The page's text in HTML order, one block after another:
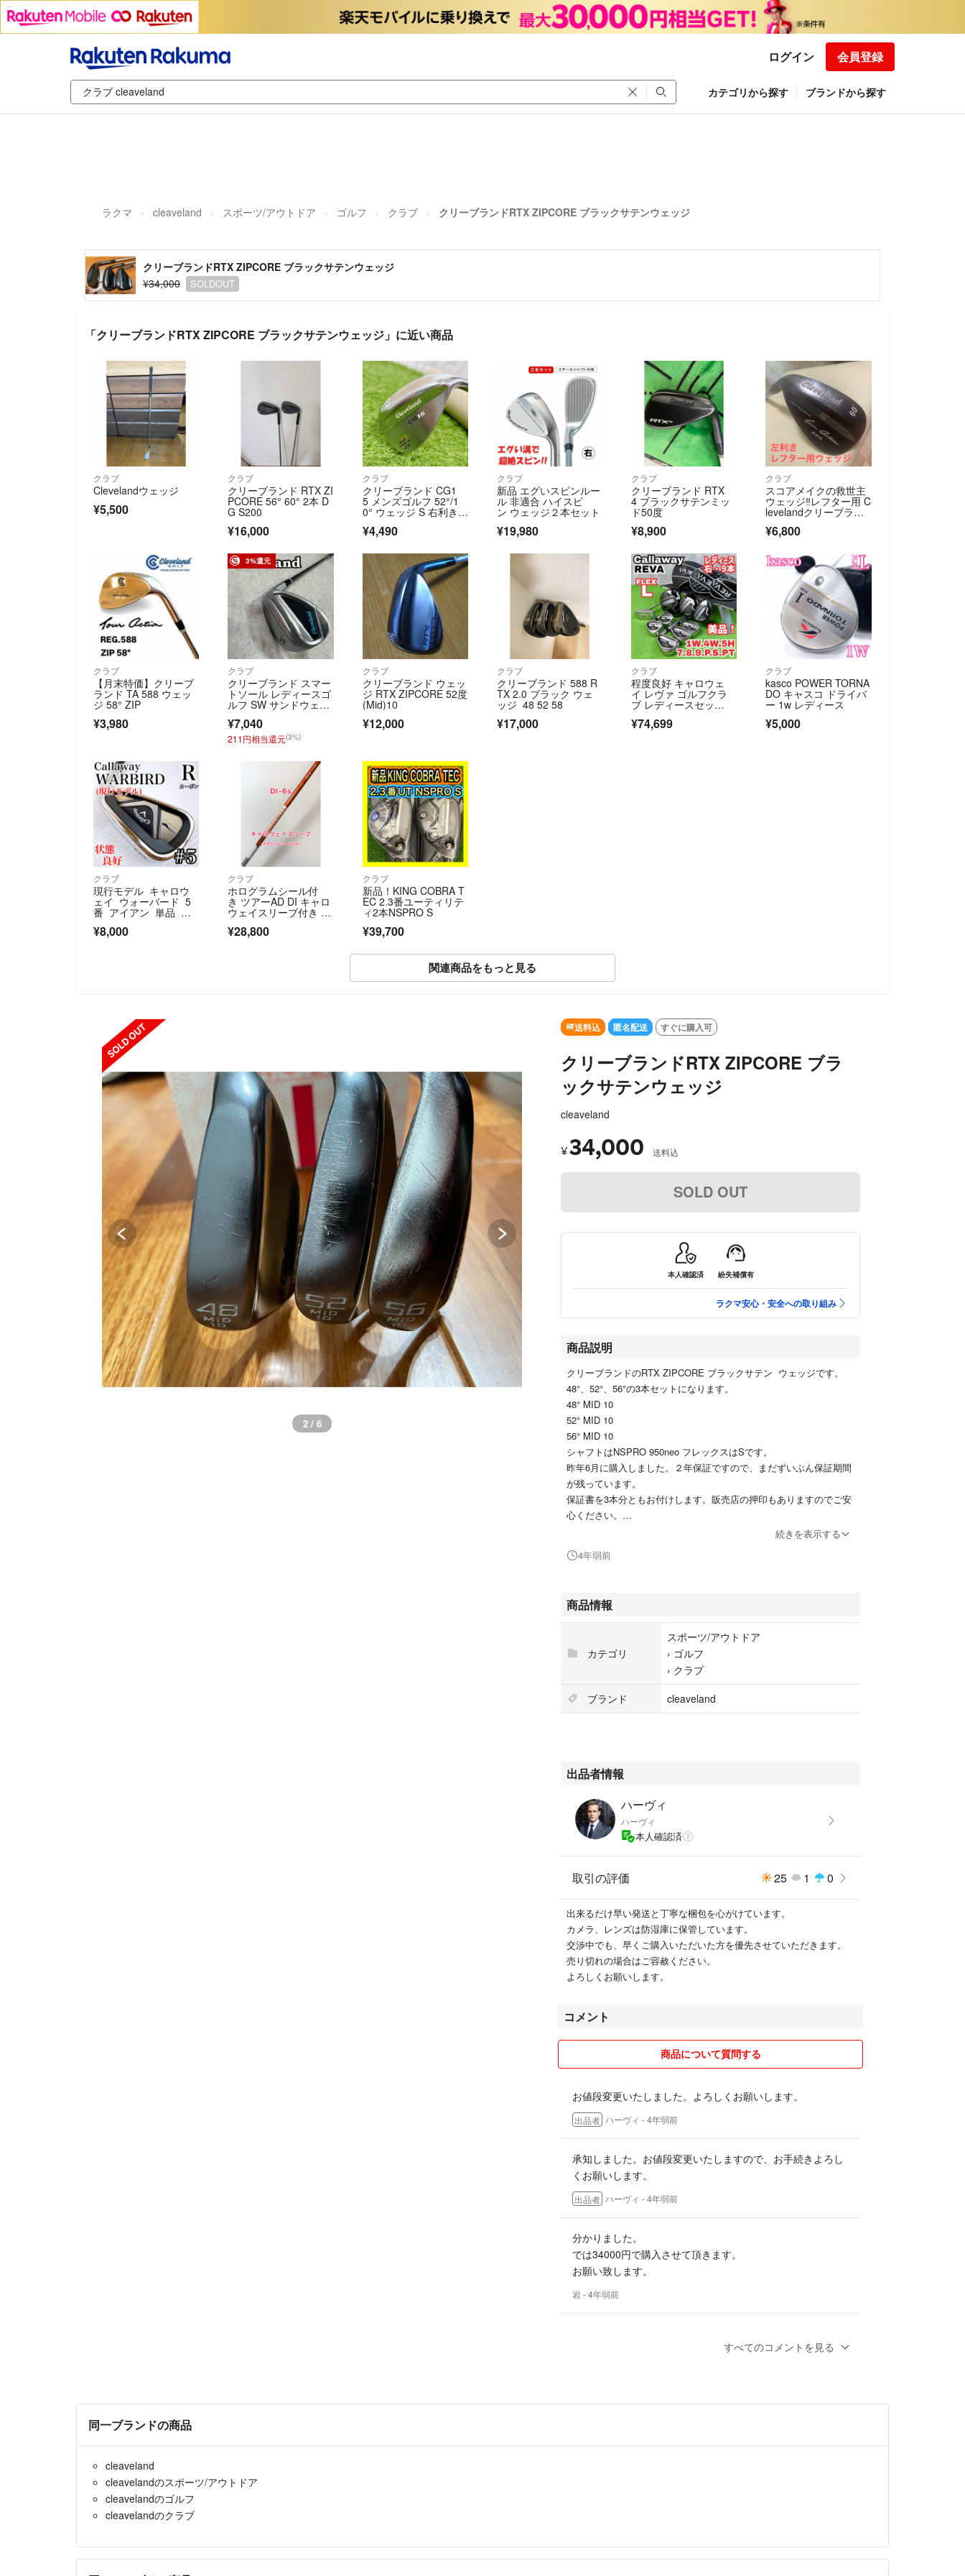
ログイン 会員登録
カテゴリから探す ブランドから探す
ラクマ cleaveland スポーツ/アウトドア ゴルフ クラブ クリーブランドRTX ZIPCORE ブラックサテンウェッジ
クリーブランドRTX ZIPCORE ブラックサテンウェッジ
¥34,000
SOLDOUT
「クリーブランドRTX ZIPCORE ブラックサテンウェッジ」に近い商品
クラブ
Clevelandウェッジ
¥5,500
クラブ
クリーブランド RTX ZI
PCORE 56° 60° 2本 D
G S200
¥16,000
クラブ
クリーブランド CG1
5 メンズゴルフ 52°/1
0° ウェッジ S 右利き C
leveland 純正スチー
ル NSプロ
¥4,490
クラブ
新品 エグいスピンルー
ル 非適合 ハイスピ
ン ウェッジ２本セット
¥19,980
クラブ
クリーブランド RTX
4 ブラックサテンミッ
ド50度
¥8,900
クラブ
スコアメイクの救世主
ウェッジ‼️レフター用 C
levelandクリーブラン
¥6,800
クラブ
【月末特価】クリーブ
ランド TA 588 ウェッ
ジ 58° ZIP
¥3,980
3%還元
クラブ
クリーブランド スマー
トソール レディースゴ
ルフ SW サンドウェッ
d SMART SOLE
¥7,040
211円相当還元(3%)
クラブ
クリーブランド ウェッ
ジ RTX ZIPCORE 52度
(Mid)10
¥12,000
クラブ
クリーブランド 588 R
TX 2.0 ブラック ウェ
ッジ 48 52 58
¥17,000
クラブ
程度良好 キャロウェ
イ レヴァ ゴルフクラ
ブ レディースセッ
VA 初心者 Y26080701
¥74,699
クラブ
kasco POWER TORNA
DO キャスコ ドライバ
ー 1w レディース
¥5,000
クラブ
現行モデル キャロウ
ェイ ウォーバード 5
番 アイアン 単品 純
¥8,000
クラブ
ホログラムシール付
き ツアーAD DI キャロ
ウェイスリーブ付き ド
¥28,800
クラブ
新品！KING COBRA T
EC 2.3番ユーティリテ
ィ2本NSPRO S
¥39,700
関連商品をもっと見る
SOLD OUT
2 / 6
送料込 匿名配送 すぐに購入可
クリーブランドRTX ZIPCORE ブラ
ックサテンウェッジ
cleaveland
¥34,000 送料込
SOLD OUT
本人確認済 紛失補償有
ラクマ安心・安全への取り組み
商品説明
クリーブランドのRTX ZIPCORE ブラックサテン ウェッジです。
48°、52°、56°の3本セットになります。
48° MID 10
52° MID 10
56° MID 10
シャフトはNSPRO 950neo フレックスはSです。
昨年6月に購入しました。２年保証ですので、まだずいぶん保証期間
が残っています。
保証書を3本分ともお付けします。販売店の押印もありますのでご安
心ください。
あえて傷がよく目立つよう写真を撮りました。
発送手数料がかかりますので、申し訳ありませんがバラ売りは考えて
いません。
こういうご時世ですので、気持ち良くお使いいただけるよう、グリッ
プを中性洗剤で洗浄した後，アルコールで全体を拭き上げ、梱包しま
すでに梱包済みですので、タイミングが合えば当日発送も可能です。
です。コメントにてお願いします。
ご検討よろしくお願いいたします。
#クリーブランド
#RTX
#ジップコア
#48°
#52°
#56°
続きを表示する
4年弱前
商品情報
カテゴリ
スポーツ/アウトドア
› ゴルフ
› クラブ
ブランド
cleaveland
出品者情報
ハーヴィ
ハーヴィ
本人確認済
取引の評価 25 1 0
出来るだけ早い発送と丁寧な梱包を心がけています。
カメラ、レンズは防湿庫に保管しています。
交渉中でも、早くご購入いただいた方を優先させていただきます。
売り切れの場合はご容赦ください。
よろしくお願いします。
コメント
商品について質問する
お値段変更いたしました。よろしくお願いします。
出品者 ハーヴィ - 4年弱前
承知しました。お値段変更いたしますので、お手続きよろし
くお願いします。
出品者 ハーヴィ - 4年弱前
分かりました。
では34000円で購入させて頂きます。
お願い致します。
岩- 4年弱前
げ可能ですが、いかがでしょうか？
した。
すべてのコメントを見る
同一ブランドの商品
cleaveland
cleavelandのスポーツ/アウトドア
cleavelandのゴルフ
cleavelandのクラブ